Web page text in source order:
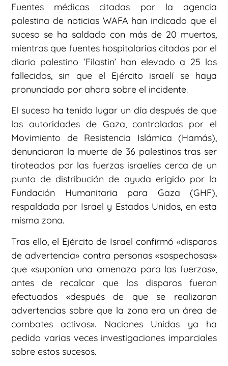
Fuentes médicas citadas por la agencia
palestina de noticias WAFA han indicado que el
suceso se ha saldado con más de 20 muertos,
mientras que fuentes hospitalarias citadas por el
diario palestino ‘Filastin’ han elevado a 25 los
fallecidos, sin que el Ejército israelí se haya
pronunciado por ahora sobre el incidente.
El suceso ha tenido lugar un día después de que
las autoridades de Gaza, controladas por el
Movimiento de Resistencia Islámica (Hamás),
denunciaran la muerte de 36 palestinos tras ser
tiroteados por las fuerzas israelíes cerca de un
punto de distribución de ayuda erigido por la
Fundación Humanitaria para Gaza (GHF),
respaldada por Israel y Estados Unidos, en esta
misma zona.
Tras ello, el Ejército de Israel confirmó «disparos
de advertencia» contra personas «sospechosas»
que «suponían una amenaza para las fuerzas»,
antes de recalcar que los disparos fueron
efectuados «después de que se realizaran
advertencias sobre que la zona era un área de
combates activos». Naciones Unidas ya ha
pedido varias veces investigaciones imparciales
sobre estos sucesos.